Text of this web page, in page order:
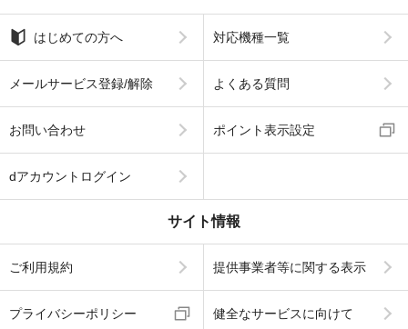
はじめての方へ 対応機種一覧
メールサービス登録/解除 よくある質問
お問い合わせ ポイント表示設定
dアカウントログイン
サイト情報
ご利用規約 提供事業者等に関する表示
プライバシーポリシー 健全なサービスに向けて